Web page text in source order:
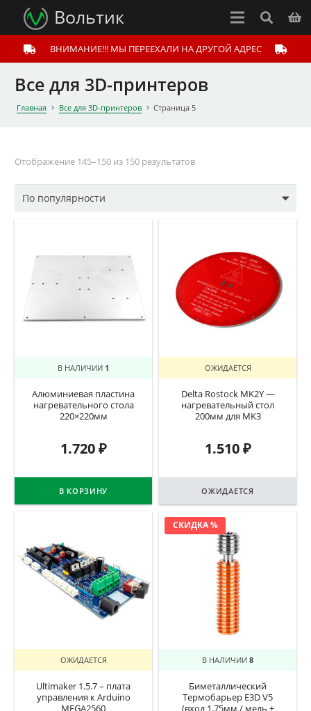
Вольтик
ВНИМАНИЕ!!! МЫ ПЕРЕЕХАЛИ НА ДРУГОЙ АДРЕС
Все для 3D-принтеров
Главная Все для 3D-принтеров Страница 5
Отображение 145–150 из 150 результатов
В НАЛИЧИИ 1
Алюминиевая пластина
нагревательного стола
220×220мм
1.720₽
В КОРЗИНУ
ОЖИДАЕТСЯ
Delta Rostock MK2Y —
нагревательный стол
200мм для MK3
1.510₽
ОЖИДАЕТСЯ
ОЖИДАЕТСЯ
Ultimaker 1.5.7 – плата
управления к Arduino
СКИДКА %
В НАЛИЧИИ 8
Биметаллический
Термобарьер E3D V5